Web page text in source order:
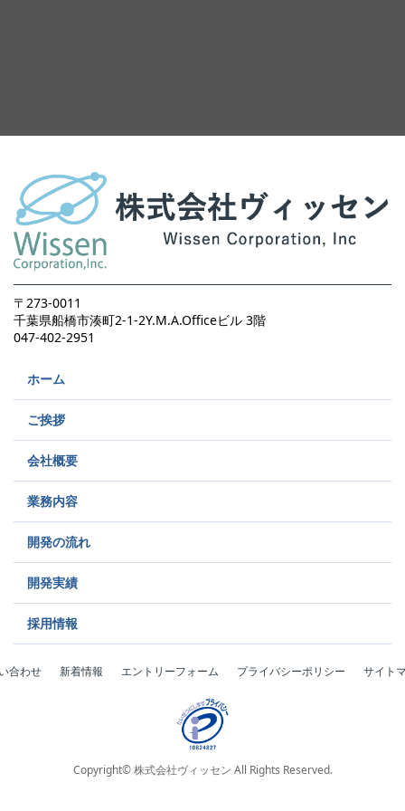
〒273-0011
千葉県船橋市湊町2-1-2Y.M.A.Officeビル 3階
047-402-2951
ホーム
ご挨拶
会社概要
業務内容
開発の流れ
開発実績
採用情報
合わせ 新着情報 エントリーフォーム プライバシーポリシー サイト
Copyright© 株式会社ヴィッセン All Rights Reserved.